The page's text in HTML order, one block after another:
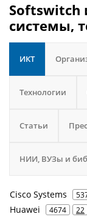
Softswitch
системы,
ИКТ
Технологии
Статьи
НИИ, ВУЗы и
Cisco Systems
Huawei 4674 22